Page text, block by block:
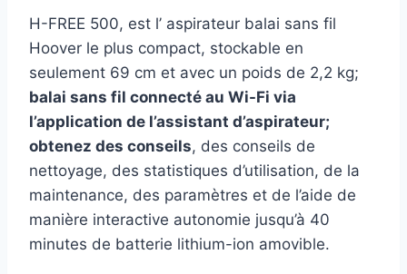
H-FREE 500, est l’ aspirateur balai sans fil
Hoover le plus compact, stockable en
seulement 69 cm et avec un poids de 2,2 kg;
balai sans fil connecté au Wi-Fi via
l’application de l’assistant d’aspirateur;
obtenez des conseils, des conseils de
nettoyage, des statistiques d’utilisation, de la
maintenance, des paramètres et de l’aide de
manière interactive autonomie jusqu’à 40
minutes de batterie lithium-ion amovible.